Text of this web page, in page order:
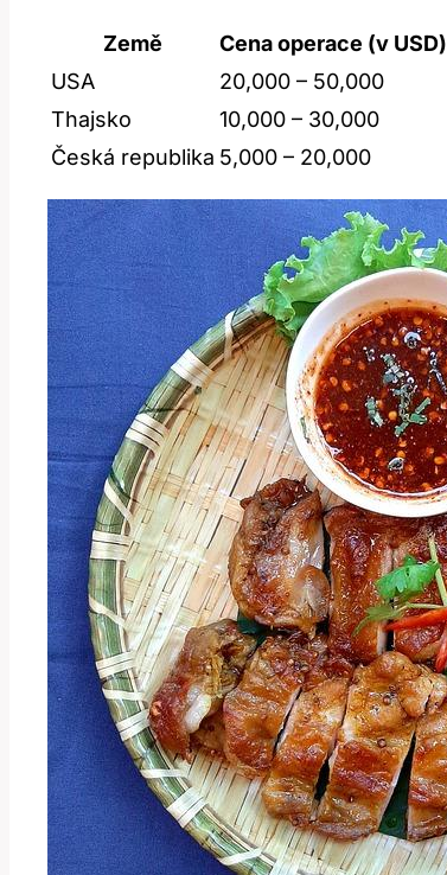
Země
Cena operace (v USD)
USA
20,000 – 50,000
Thajsko
10,000 – 30,000
Česká republika 5,000 – 20,000